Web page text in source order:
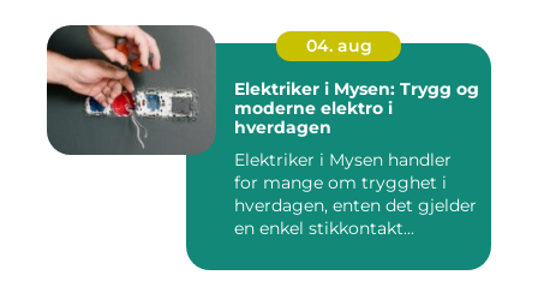
04. aug
Elektriker i Mysen: Trygg og
moderne elektro i
hverdagen
Elektriker i Mysen handler
for mange om trygghet i
hverdagen, enten det gjelder
en enkel stikkontakt...